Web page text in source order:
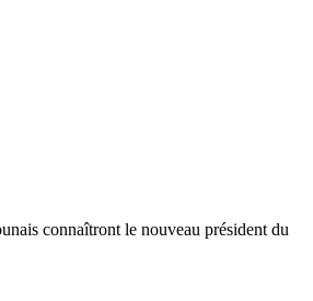
connaîtront le nouveau président du